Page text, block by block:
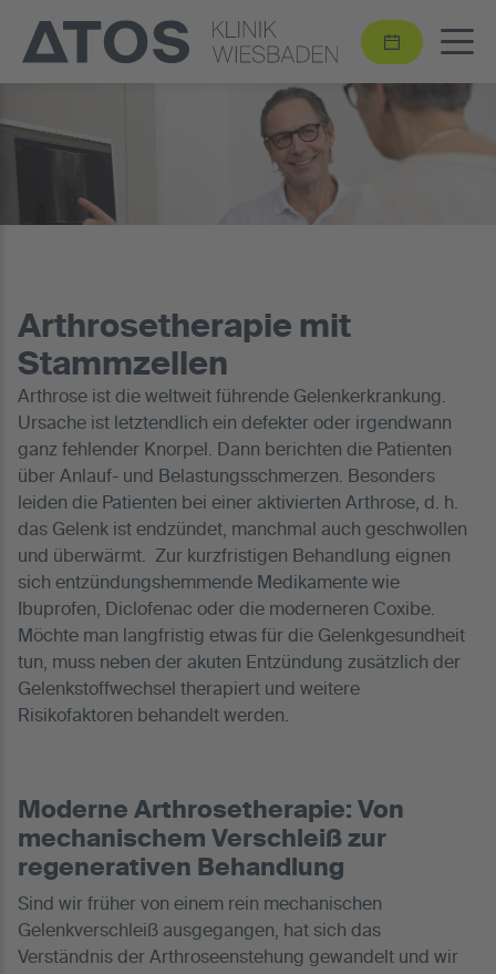
Arthrosetherapie mit
Stammzellen
Arthrose ist die weltweit führende Gelenkerkrankung.
Ursache ist letztendlich ein defekter oder irgendwann
ganz fehlender Knorpel. Dann berichten die Patienten
über Anlauf- und Belastungsschmerzen. Besonders
leiden die Patienten bei einer aktivierten Arthrose, d. h.
das Gelenk ist endzündet, manchmal auch geschwollen
und überwärmt. Zur kurzfristigen Behandlung eignen
sich entzündungshemmende Medikamente wie
Ibuprofen, Diclofenac oder die moderneren Coxibe.
Möchte man langfristig etwas für die Gelenkgesundheit
tun, muss neben der akuten Entzündung zusätzlich der
Gelenkstoffwechsel therapiert und weitere
Risikofaktoren behandelt werden.
Moderne Arthrosetherapie: Von
mechanischem Verschleiß zur
regenerativen Behandlung
Sind wir früher von einem rein mechanischen
Gelenkverschleiß ausgegangen, hat sich das
Verständnis der Arthroseenstehung gewandelt und wir